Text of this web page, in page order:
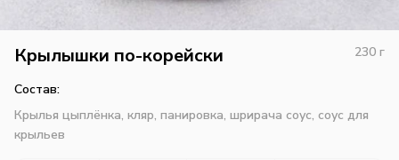
Крылышки по-корейски 230 г
Состав:
Крылья цыплёнка, кляр, панировка, шрирача соус, соус для
крыльев